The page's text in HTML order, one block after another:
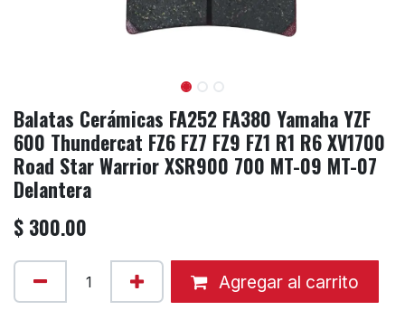
Balatas Cerámicas FA252 FA380 Yamaha YZF
600 Thundercat FZ6 FZ7 FZ9 FZ1 R1 R6 XV1700
Road Star Warrior XSR900 700 MT-09 MT-07
Delantera
$ 300.00
Agregar al carrito